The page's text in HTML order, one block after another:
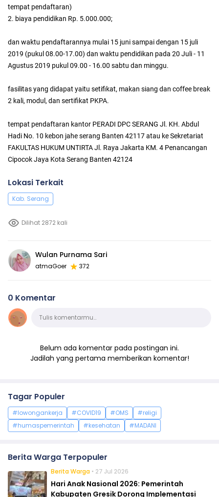
tempat pendaftaran)
2. biaya pendidikan Rp. 5.000.000;
dan waktu pendaftarannya mulai 15 juni sampai dengan 15 juli
2019 (pukul 08.00-17.00) dan waktu pendidikan pada 20 Juli - 11
Agustus 2019 pukul 09.00 - 16.00 sabtu dan minggu.
fasilitas yang didapat yaitu setifikat, makan siang dan coffee break
2 kali, modul, dan sertifikat PKPA.
tempat pendaftaran kantor PERADI DPC SERANG Jl. KH. Abdul
Hadi No. 10 kebon jahe serang Banten 42117 atau ke Sekretariat
FAKULTAS HUKUM UNTIRTA Jl. Raya Jakarta KM. 4 Penancangan
Cipocok Jaya Kota Serang Banten 42124
Lokasi Terkait
Kab. Serang
Dilihat 2872 kali
Wulan Purnama Sari
atmaGoer 372
0 Komentar
KomentarTulis komentarmu…
Belum ada komentar pada postingan ini.
Jadilah yang pertama memberikan komentar!
Tagar Populer
#lowongankerja #COVID19 #OMS
#religi
#humaspemerintah
#kesehatan #MADANI
Berita Warga Terpopuler
Berita Warga • 27 Jul 2026
Hari Anak Nasional 2026: Pemerintah
Kabupaten Gresik Dorong Implementasi